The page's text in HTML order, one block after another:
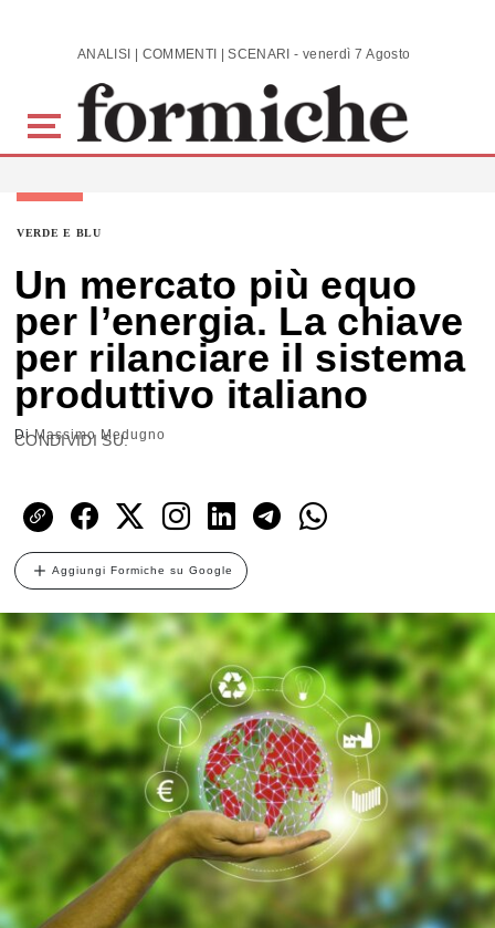
Skip to main content ANALISI | COMMENTI | SCENARI - venerdì 7 Agosto 2026
VERDE E BLU
Un mercato più equo
per l’energia. La chiave
per rilanciare il sistema
produttivo italiano
DiMassimo Medugno
CONDIVIDI SU:
Aggiungi Formiche su Google